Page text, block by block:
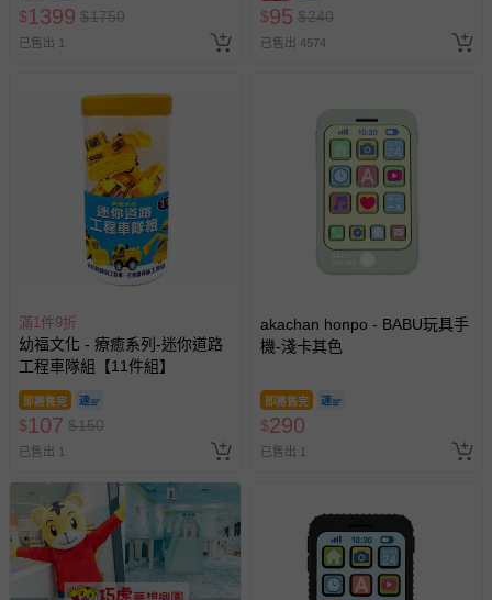
$1399 $1750
已售出 1
$95 $240
已售出 4574
滿1件9折
幼福文化 - 療癒系列-迷你道路
工程車隊組【11件組】
即將售完
$107 $150
已售出 1
akachan honpo - BABU玩具手
機-淺卡其色
即將售完
$290
已售出 1